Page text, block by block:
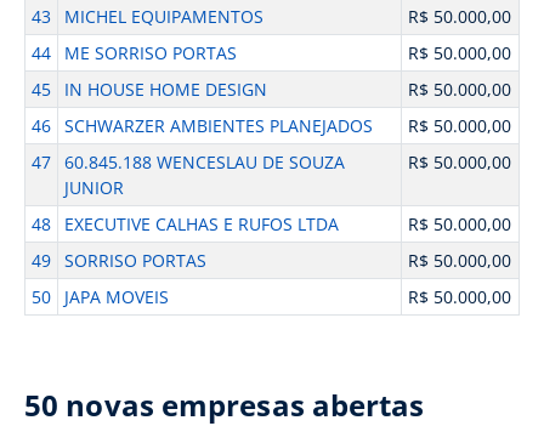
43
MICHEL EQUIPAMENTOS
R$ 50.000,00
44
ME SORRISO PORTAS
R$ 50.000,00
45
IN HOUSE HOME DESIGN
R$ 50.000,00
46 SCHWARZER AMBIENTES PLANEJADOS
R$ 50.000,00
47 60.845.188 WENCESLAU DE SOUZA
JUNIOR
R$ 50.000,00
48 EXECUTIVE CALHAS E RUFOS LTDA
R$ 50.000,00
49 SORRISO PORTAS
R$ 50.000,00
50
JAPA MOVEIS R$ 50.000,00
50 novas empresas abertas